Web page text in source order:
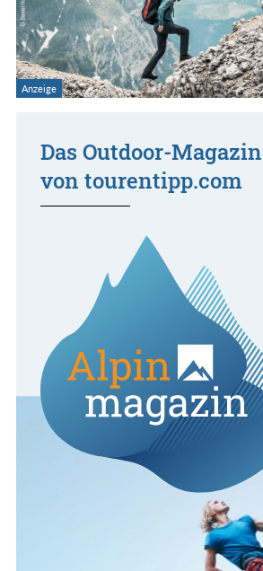
Das Outdoor-Magazin
von tourentipp.com